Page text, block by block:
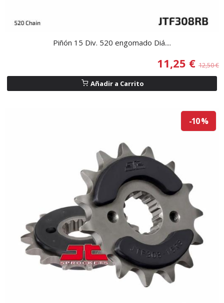
Piñón 15 Div. 520 engomado Diá....
11,25 € 12,50 €
Añadir a Carrito
-10 %